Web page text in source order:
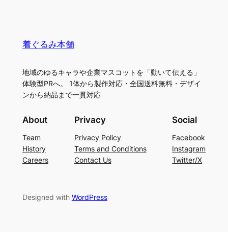
着ぐるみ本舗
地域のゆるキャラや企業マスコットを「動いて伝える」
体験型PRへ。 1体から製作対応・全国送料無料・デザイ
ンから納品まで一貫対応
About
Team
History
Careers
Privacy
Privacy Policy
Terms and Conditions
Contact Us
Social
Facebook
Instagram
Twitter/X
Designed with WordPress